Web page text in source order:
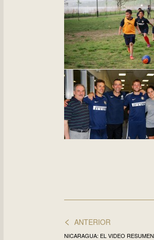
< ANTERIOR
NICARAGUA: EL VIDEO RESUMEN